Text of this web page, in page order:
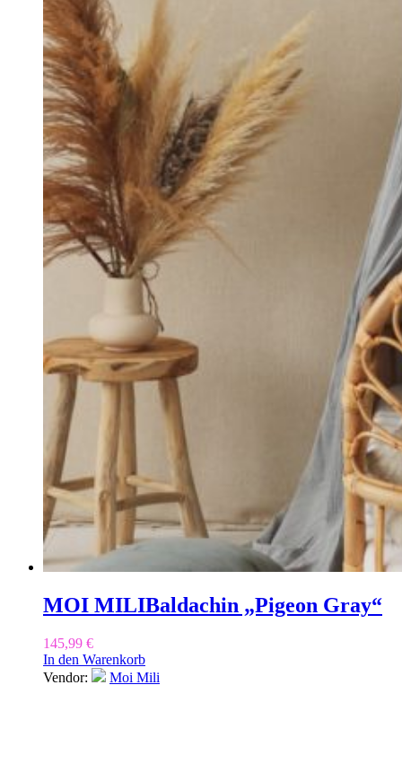
MOI MILIBaldachin „Pigeon Gray“
145,99 €
In den Warenkorb
Vendor:
Moi Mili